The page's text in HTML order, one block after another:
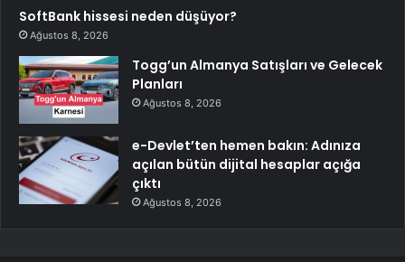
SoftBank hissesi neden düşüyor?
Ağustos 8, 2026
Togg’un Almanya Satışları ve Gelecek
Planları
Ağustos 8, 2026
e-Devlet’ten hemen bakın: Adınıza
açılan bütün dijital hesaplar açığa
çıktı
Ağustos 8, 2026